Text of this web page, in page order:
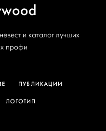
и каталог лучших
профи
ПУБЛИКАЦИИ
ЛОГОТИП